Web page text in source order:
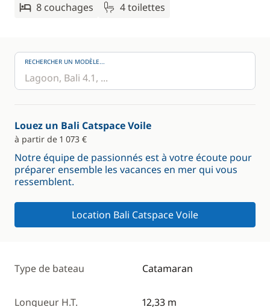
8 couchages
4 toilettes
RECHERCHER UN MODÈLE...
Louez un Bali Catspace Voile
à partir de 1 073 €
Notre équipe de passionnés est à votre écoute pour
préparer ensemble les vacances en mer qui vous
ressemblent.
Location Bali Catspace Voile
Type de bateau Catamaran
Longueur H.T. 12,33 m